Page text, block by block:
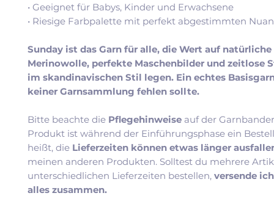
• Geeignet für Babys, Kinder und Erwachsene
• Riesige Farbpalette mit perfekt abgestimmten
Sunday ist das Garn für alle, die Wert auf natürliche
Merinowolle, perfekte Maschenbilder und zeitlose
im skandinavischen Stil legen. Ein echtes
keiner Garnsammlung fehlen sollte.
Bitte beachte die Pflegehinweise auf der
Produkt ist während der Einführungsphase ein
heißt, die Lieferzeiten können etwas länger
meinen anderen Produkten. Solltest du mehrere
unterschiedlichen Lieferzeiten bestellen, versende
alles zusammen.